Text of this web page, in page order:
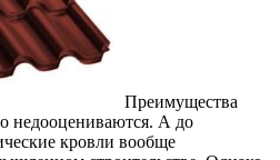
Преимущества
недооцениваются. А до
кровли вообще